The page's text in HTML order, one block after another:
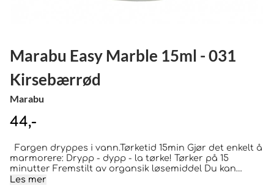
Marabu Easy Marble 15ml - 031
Kirsebærrød
Marabu
44,-
Fargen dryppes i vann.Tørketid 15min Gjør det enkelt å
marmorere: Drypp - dypp - la tørke! Tørker på 15
minutter Fremstilt av organsik løsemiddel Du kan
marmorere egg, glass, tre, akrylglass, pappmasje,
Les mer